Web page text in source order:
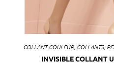
COLLANT COULEUR, COLLANTS,
INVISIBLE COLLANT